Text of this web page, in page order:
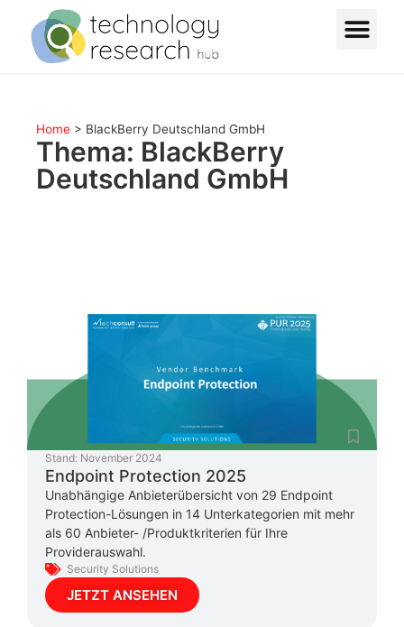
Home > BlackBerry Deutschland GmbH
Thema: BlackBerry
Deutschland GmbH
Stand: November 2024
Endpoint Protection 2025
Unabhängige Anbieterübersicht von 29 Endpoint
Protection-Lösungen in 14 Unterkategorien mit mehr
als 60 Anbieter- /Produktkriterien für Ihre
Providerauswahl.
Security Solutions
JETZT ANSEHEN